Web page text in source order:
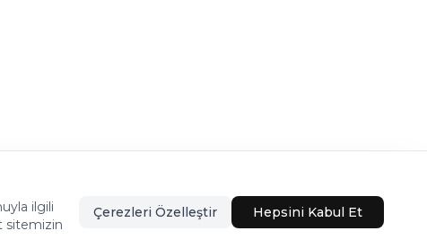
Bu firma ETBİS’e kayıtlıdır.
ilgili
sitemizin
Çerezleri Özelleştir Hepsini Kabul Et